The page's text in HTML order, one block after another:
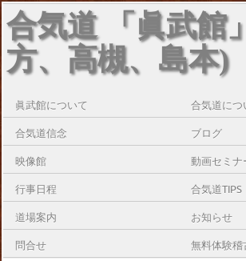
合気道 「眞武館
方、高槻、島本)
眞武館について 合気道につ
合気道信念 ブログ
映像館 動画セミナ
行事日程 合気道TIPS
道場案内 お知らせ
問合せ 無料体験稽